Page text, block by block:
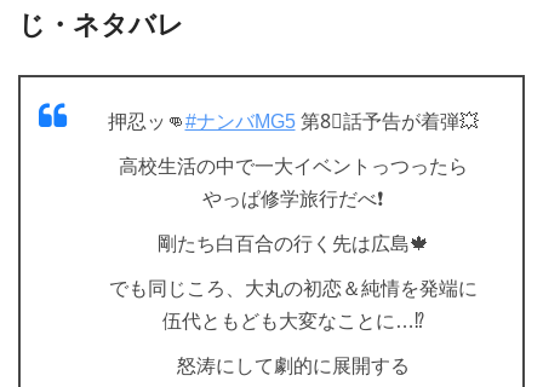
じ・ネタバレ
押忍ッ👊#ナンバMG5第8⃣話予告が着弾💥
高校生活の中で一大イベントっつったら
やっぱ修学旅行だべ❗
剛たち白百合の行く先は広島🍁
でも同じころ、大丸の初恋＆純情を発端に
伍代ともども大変なことに…⁉
怒涛にして劇的に展開する